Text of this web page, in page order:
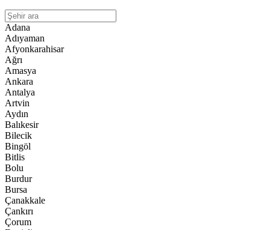
Adana
Adıyaman
Afyonkarahisar
Ağrı
Amasya
Ankara
Antalya
Artvin
Aydın
Balıkesir
Bilecik
Bingöl
Bitlis
Bolu
Burdur
Bursa
Çanakkale
Çankırı
Çorum